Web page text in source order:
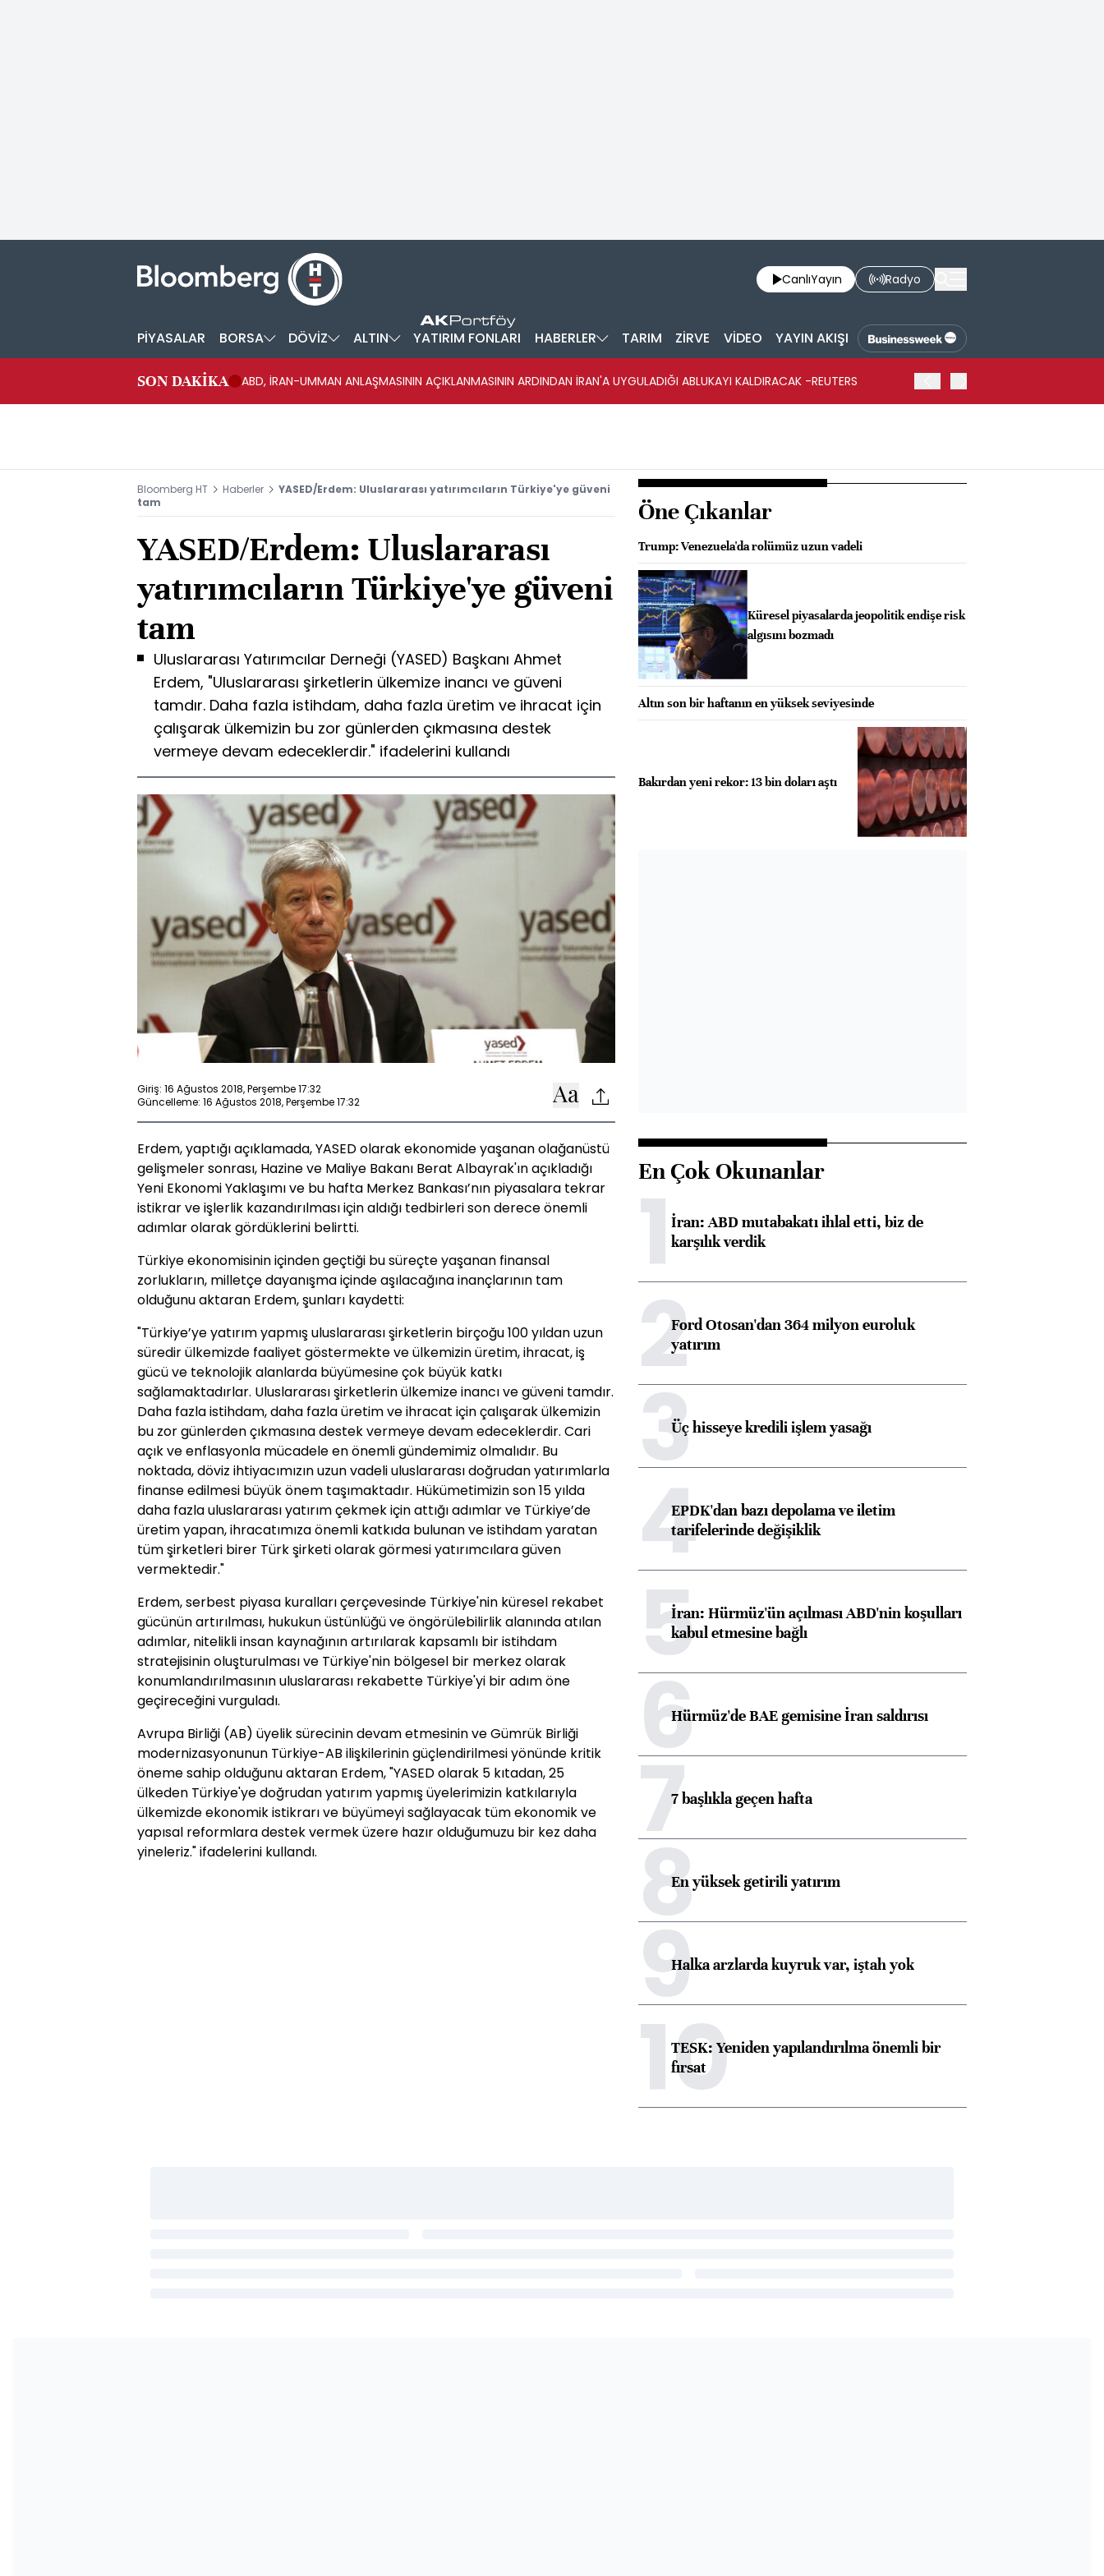
CanlıYayın Radyo
PİYASALAR BORSA DÖVİZ ALTIN YATIRIM FONLARI HABERLER TARIM ZİRVE VİDEO YAYIN AKIŞI
SON DAKİKA ABD, İRAN-UMMAN ANLAŞMASININ AÇIKLANMASININ ARDINDAN İRAN'A UYGULADIĞI ABLUKAYI KALDIRACAK -REUTERS
Bloomberg HT Haberler
YASED/Erdem: Uluslararası yatırımcıların Türkiye'ye güveni
tam
YASED/Erdem: Uluslararası
yatırımcıların Türkiye'ye güveni
tam
Uluslararası Yatırımcılar Derneği (YASED) Başkanı Ahmet
Erdem, "Uluslararası şirketlerin ülkemize inancı ve güveni
tamdır. Daha fazla istihdam, daha fazla üretim ve ihracat için
çalışarak ülkemizin bu zor günlerden çıkmasına destek
vermeye devam edeceklerdir." ifadelerini kullandı
Giriş: 16 Ağustos 2018, Perşembe 17:32
Güncelleme: 16 Ağustos 2018, Perşembe 17:32
Erdem, yaptığı açıklamada, YASED olarak ekonomide yaşanan olağanüstü
gelişmeler sonrası, Hazine ve Maliye Bakanı Berat Albayrak'ın açıkladığı
Yeni Ekonomi Yaklaşımı ve bu hafta Merkez Bankası’nın piyasalara tekrar
istikrar ve işlerlik kazandırılması için aldığı tedbirleri son derece önemli
adımlar olarak gördüklerini belirtti.
Türkiye ekonomisinin içinden geçtiği bu süreçte yaşanan finansal
zorlukların, milletçe dayanışma içinde aşılacağına inançlarının tam
olduğunu aktaran Erdem, şunları kaydetti:
"Türkiye’ye yatırım yapmış uluslararası şirketlerin birçoğu 100 yıldan uzun
süredir ülkemizde faaliyet göstermekte ve ülkemizin üretim, ihracat, iş
gücü ve teknolojik alanlarda büyümesine çok büyük katkı
sağlamaktadırlar. Uluslararası şirketlerin ülkemize inancı ve güveni tamdır.
Daha fazla istihdam, daha fazla üretim ve ihracat için çalışarak ülkemizin
bu zor günlerden çıkmasına destek vermeye devam edeceklerdir. Cari
açık ve enflasyonla mücadele en önemli gündemimiz olmalıdır. Bu
noktada, döviz ihtiyacımızın uzun vadeli uluslararası doğrudan yatırımlarla
finanse edilmesi büyük önem taşımaktadır. Hükümetimizin son 15 yılda
daha fazla uluslararası yatırım çekmek için attığı adımlar ve Türkiye’de
üretim yapan, ihracatımıza önemli katkıda bulunan ve istihdam yaratan
tüm şirketleri birer Türk şirketi olarak görmesi yatırımcılara güven
vermektedir."
Erdem, serbest piyasa kuralları çerçevesinde Türkiye'nin küresel rekabet
gücünün artırılması, hukukun üstünlüğü ve öngörülebilirlik alanında atılan
adımlar, nitelikli insan kaynağının artırılarak kapsamlı bir istihdam
stratejisinin oluşturulması ve Türkiye'nin bölgesel bir merkez olarak
konumlandırılmasının uluslararası rekabette Türkiye'yi bir adım öne
geçireceğini vurguladı.
Avrupa Birliği (AB) üyelik sürecinin devam etmesinin ve Gümrük Birliği
modernizasyonunun Türkiye-AB ilişkilerinin güçlendirilmesi yönünde kritik
öneme sahip olduğunu aktaran Erdem, "YASED olarak 5 kıtadan, 25
ülkeden Türkiye'ye doğrudan yatırım yapmış üyelerimizin katkılarıyla
ülkemizde ekonomik istikrarı ve büyümeyi sağlayacak tüm ekonomik ve
yapısal reformlara destek vermek üzere hazır olduğumuzu bir kez daha
yineleriz." ifadelerini kullandı.
Öne Çıkanlar
Trump: Venezuela'da rolümüz uzun vadeli
Küresel piyasalarda jeopolitik endişe risk
algısını bozmadı
Altın son bir haftanın en yüksek seviyesinde
Bakırdan yeni rekor: 13 bin doları aştı
En Çok Okunanlar
1İran: ABD mutabakatı ihlal etti, biz de
karşılık verdik
2Ford Otosan'dan 364 milyon euroluk
yatırım
3Üç hisseye kredili işlem yasağı
4EPDK'dan bazı depolama ve iletim
tarifelerinde değişiklik
5İran: Hürmüz'ün açılması ABD'nin koşulları
kabul etmesine bağlı
6Hürmüz'de BAE gemisine İran saldırısı
77 başlıkla geçen hafta
8En yüksek getirili yatırım
9Halka arzlarda kuyruk var, iştah yok
10
TESK: Yeniden yapılandırılma önemli bir
fırsat